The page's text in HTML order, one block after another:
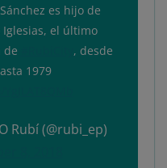
es hijo de
el último
de
, desde
1979
Rubí (@rubi_ep)